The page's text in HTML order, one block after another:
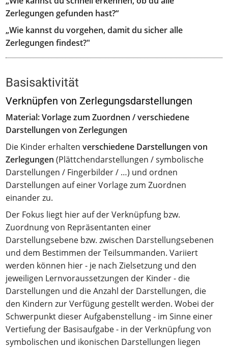
Zerlegungen gefunden hast?“
„Wie kannst du vorgehen, damit du sicher alle
Zerlegungen findest?"
Basisaktivität
Verknüpfen von Zerlegungsdarstellungen
Material: Vorlage zum Zuordnen / verschiedene
Darstellungen von Zerlegungen
Die Kinder erhaltenverschiedene Darstellungen von
Zerlegungen (Plättchendarstellungen / symbolische
Darstellungen / Fingerbilder / …) und ordnen
Darstellungen auf einer Vorlage zum Zuordnen
einander zu.
Der Fokus liegt hier auf der Verknüpfung bzw.
Zuordnung von Repräsentanten einer
Darstellungsebene bzw. zwischen Darstellungsebenen
und dem Bestimmen der Teilsummanden. Variiert
werden können hier - je nach Zielsetzung und den
jeweiligen Lernvoraussetzungen der Kinder - die
Darstellungen und die Anzahl der Darstellungen, die
den Kindern zur Verfügung gestellt werden. Wobei der
Schwerpunkt dieser Aufgabenstellung - im Sinne einer
Vertiefung der Basisaufgabe - in der Verknüpfung von
symbolischen und ikonischen Darstellungen liegen